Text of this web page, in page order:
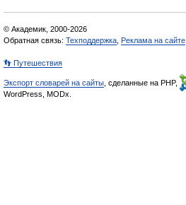
© Академик, 2000-2026
Обратная связь: Техподдержка Реклама на сайте
👣 Путешествия
Экспорт словарей на сайты , сделанные на PHP,
WordPress, MODx.